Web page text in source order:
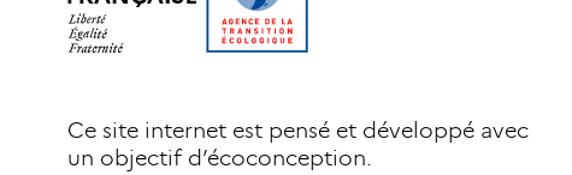
Ce site internet est pensé et développé avec
un objectif d’écoconception.